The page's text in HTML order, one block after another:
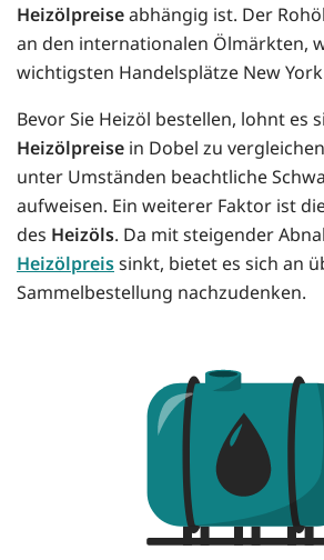
Heizölpreiseabhängig ist. Der
an den internationalen Ölmärkten,
wichtigsten Handelsplätze New
Bevor Sie Heizöl bestellen, lohnt es
Heizölpreise in Dobel zu
unter Umständen beachtliche
aufweisen. Ein weiterer Faktor ist
des Heizöls. Da mit steigender
Heizölpreissinkt, bietet es sich an
Sammelbestellung nachzudenken.